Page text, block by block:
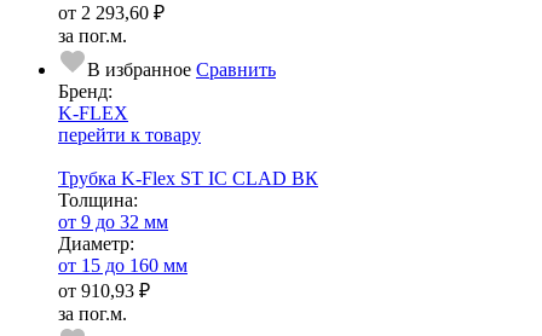
от 2 293,60 ₽
за пог.м.
В избранное Сравнить
Бренд:
K-FLEX
перейти к товару
Трубка K-Flex ST IC CLAD ВК
Тол­щи­на:
от 9 до 32 мм
Диаметр:
от 15 до 160 мм
от 910,93 ₽
за пог.м.